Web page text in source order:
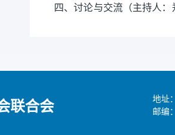
四、讨论与交流（主持人：
联合会
地址
邮编